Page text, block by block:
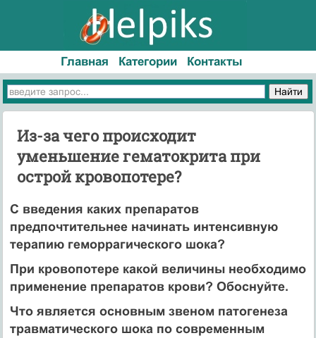
Главная Категории Контакты
Из-за чего происходит
уменьшение гематокрита при
острой кровопотере?
С введения каких препаратов
предпочтительнее начинать интенсивную
терапию геморрагического шока?
При кровопотере какой величины необходимо
применение препаратов крови? Обоснуйте.
Что является основным звеном патогенеза
травматического шока по современным